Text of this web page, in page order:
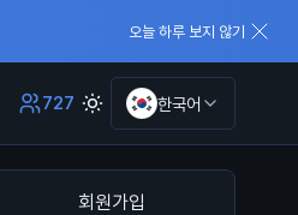
오늘 하루 보지 않기
727 한국어
회원가입